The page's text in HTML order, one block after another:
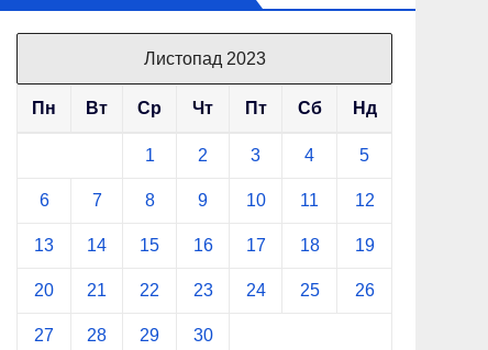
Листопад 2023
Пн Вт Ср Чт Пт Сб Нд
1 2 3 4 5
6 7 8 9 10 11 12
13 14 15 16 17 18 19
20 21 22 23 24 25 26
27 28 29 30